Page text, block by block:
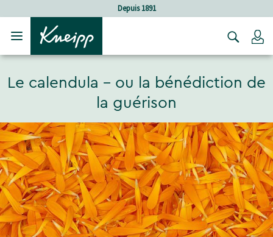
Sauter au contenu du pied de page
Le calendula - ou la bénédiction de
la guérison